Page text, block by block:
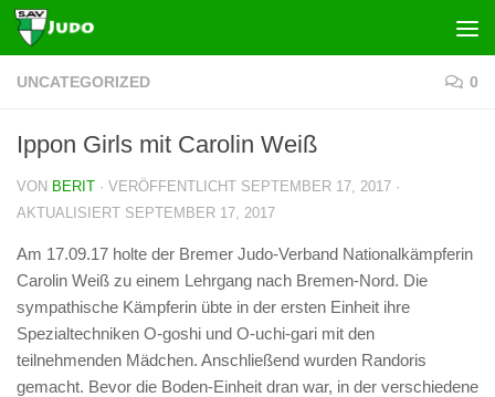
Zum Inhalt springen
UNCATEGORIZED 0
Ippon Girls mit Carolin Weiß
VON BERIT · VERÖFFENTLICHT SEPTEMBER 17, 2017 ·
AKTUALISIERT SEPTEMBER 17, 2017
Am 17.09.17 holte der Bremer Judo-Verband Nationalkämpferin
Carolin Weiß zu einem Lehrgang nach Bremen-Nord. Die
sympathische Kämpferin übte in der ersten Einheit ihre
Spezialtechniken O-goshi und O-uchi-gari mit den
teilnehmenden Mädchen. Anschließend wurden Randoris
gemacht. Bevor die Boden-Einheit dran war, in der verschiedene